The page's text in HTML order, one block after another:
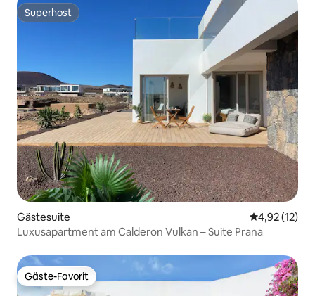
Superhost
Superhost
Gästesuite
4,92 (12)
Luxusapartment am Calderon Vulkan – Suite Prana
Gäste-Favorit
Gäste-Favorit